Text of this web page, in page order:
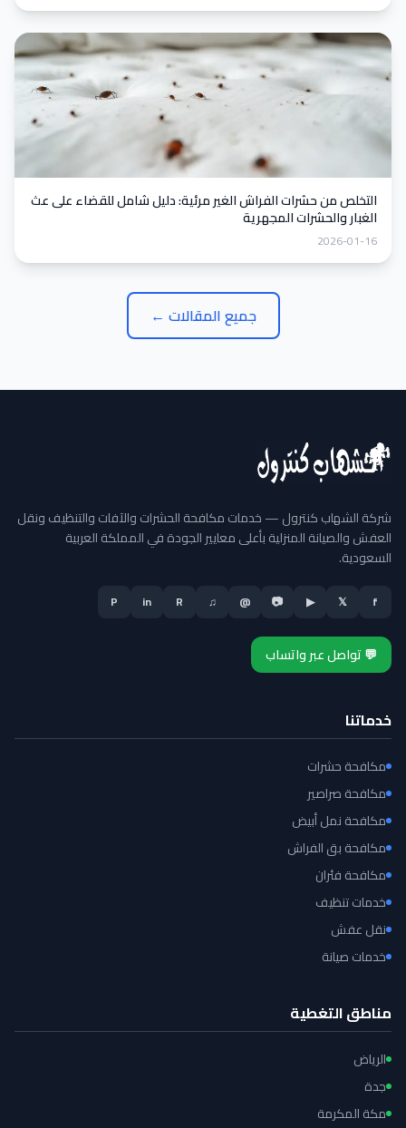
التخلص من حشرات الفراش الغير مرئية: دليل شامل للقضاء على عث
الغبار والحشرات المجهرية
2026-01-16
جميع المقالات ←
شركة الشهاب كنترول — خدمات مكافحة الحشرات والآفات والتنظيف ونقل
العفش والصيانة المنزلية بأعلى معايير الجودة في المملكة العربية
السعودية.
f
𝕏
▶
📷
@
♫
R
in
P
💬 تواصل عبر واتساب
خدماتنا
مكافحة حشرات
مكافحة صراصير
مكافحة نمل أبيض
مكافحة بق الفراش
مكافحة فئران
خدمات تنظيف
نقل عفش
خدمات صيانة
مناطق التغطية
الرياض
جدة
مكة المكرمة